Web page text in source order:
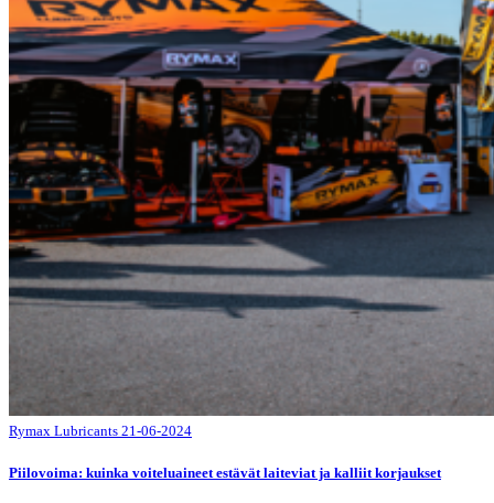
Rymax Lubricants 21-06-2024
Piilovoima: kuinka voiteluaineet estävät laiteviat ja kalliit korjaukset